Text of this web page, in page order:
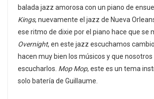
balada jazz amorosa con un piano de
Kings, nuevamente el jazz de Nueva
ese ritmo de dixie por el piano hace que se
Overnight, en este jazz escuchamos
hacen muy bien los músicos y que
escucharlos. Mop Mop, este es un tema
solo batería de Guillaume.